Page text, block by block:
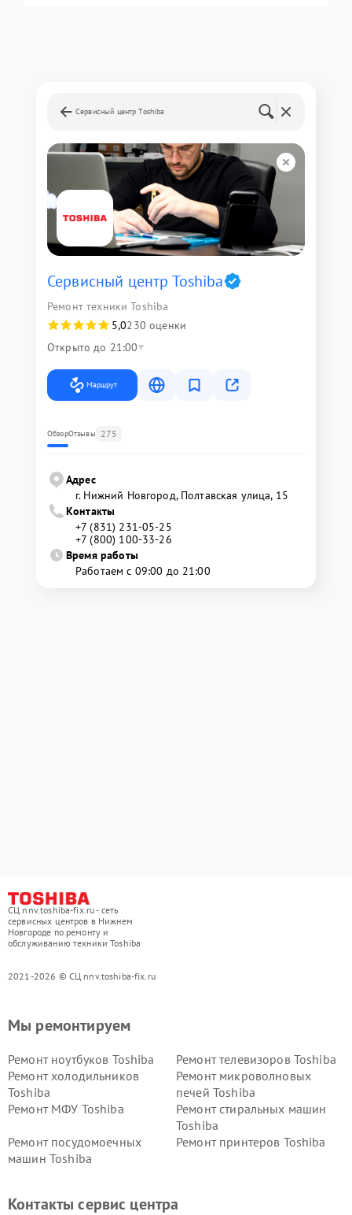
Сервисный центр Toshiba
Сервисный центр Toshiba
Ремонт техники Toshiba
5,0230 оценки
Открыто до 21:00
Маршрут
ОбзорОтзывы 275
Адрес
г. Нижний Новгород, Полтавская улица, 15
Контакты
+7 (831) 231-05-25
+7 (800) 100-33-26
Время работы
Работаем с 09:00 до 21:00
СЦ nnv.toshiba-fix.ru - сеть
сервисных центров в Нижнем
Новгороде по ремонту и
обслуживанию техники Toshiba
2021-2026 © СЦ nnv.toshiba-fix.ru
Мы ремонтируем
Ремонт ноутбуков Toshiba
Ремонт телевизоров Toshiba
Ремонт холодильников
Toshiba
Ремонт микроволновых
печей Toshiba
Ремонт МФУ Toshiba
Ремонт стиральных машин
Toshiba
Ремонт посудомоечных
машин Toshiba
Ремонт принтеров Toshiba
Контакты сервис центра